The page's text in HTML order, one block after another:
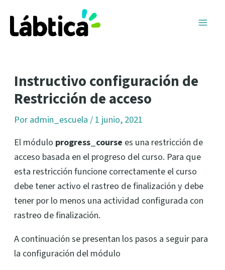
contenido
Instructivo configuración de
Restricción de acceso
Poradmin_escuela/1 junio, 2021
El módulo progress_course es una restricción de
acceso basada en el progreso del curso. Para que
esta restricción funcione correctamente el curso
debe tener activo el rastreo de finalización y debe
tener por lo menos una actividad configurada con
rastreo de finalización.
A continuación se presentan los pasos a seguir para
la configuración del módulo
de
entradas